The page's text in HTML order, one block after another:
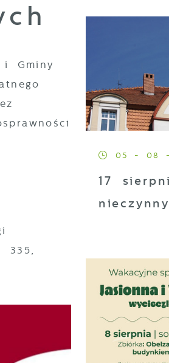
Gminy
335,
05 - 08 -
17
nieczynny